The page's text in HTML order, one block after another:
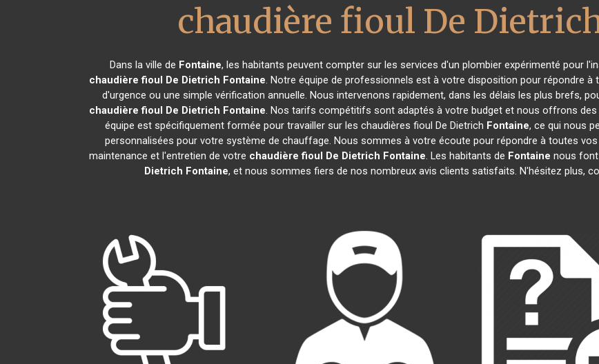
chaudière fioul De
Dans la ville de Fontaine, les habitants peuvent compter sur les services d'un plombier expérimenté pour
chaudière fioul De Dietrich Fontaine. Notre équipe de professionnels est à votre disposition pour répondre
d'urgence ou une simple vérification annuelle. Nous intervenons rapidement, dans les délais les plus brefs,
chaudière fioul De Dietrich Fontaine. Nos tarifs compétitifs sont adaptés à votre budget et nous offrons
équipe est spécifiquement formée pour travailler sur les chaudières fioul De Dietrich Fontaine, ce qui nous
personnalisées pour votre système de chauffage. Nous sommes à votre écoute pour répondre à toutes
maintenance et l'entretien de votre chaudière fioul De Dietrich Fontaine. Les habitants de Fontaine nous
Dietrich Fontaine, et nous sommes fiers de nos nombreux avis clients satisfaits. N'hésitez plus,